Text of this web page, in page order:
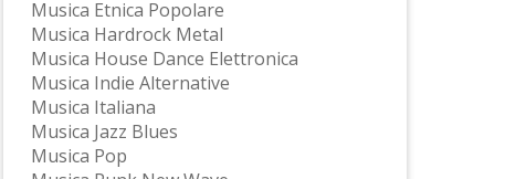
Musica Etnica Popolare
Musica Hardrock Metal
Musica House Dance Elettronica
Musica Indie Alternative
Musica Italiana
Musica Jazz Blues
Musica Pop